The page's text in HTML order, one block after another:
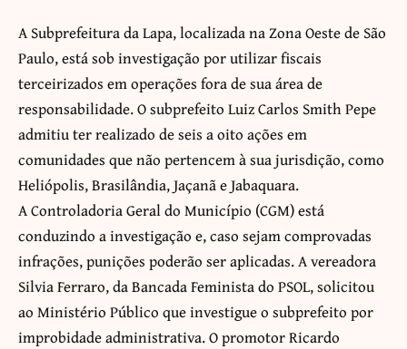
A Subprefeitura da Lapa, localizada na Zona Oeste de São
Paulo, está sob investigação por utilizar fiscais
terceirizados em operações fora de sua área de
responsabilidade. O subprefeito Luiz Carlos Smith Pepe
admitiu ter realizado de seis a oito ações em
comunidades que não pertencem à sua jurisdição, como
Heliópolis, Brasilândia, Jaçanã e Jabaquara.
A Controladoria Geral do Município (CGM) está
conduzindo a investigação e, caso sejam comprovadas
infrações, punições poderão ser aplicadas. A vereadora
Silvia Ferraro, da Bancada Feminista do PSOL, solicitou
ao Ministério Público que investigue o subprefeito por
improbidade administrativa. O promotor Ricardo